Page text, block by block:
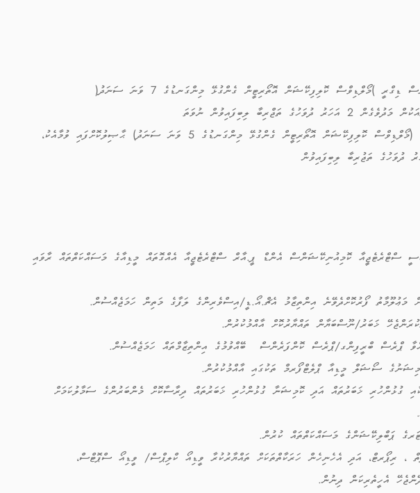
މަސައްކަތާގުޅޭ ދާއިރާއަކުން ދަށްވެގެން ބެޗްލަރސް ޑިގްރީ )މޯލްޑިވްސް ކޮލިފިކޭޝަން އޮތޯރިޓީން ގެންގުޅޭ މިންގަނޑުގެ 7 ވަނަ ސަނަދު(
ތަޖްރިބާ ލިބިފައިވުން ނުވަތަ
މަސައްކަތާގުޅޭ ދާއިރާއަކުން ދަށްވެގެން ޑިޕްލޮމާ (މޯލްޑިވްސް ކޮލިފިކޭޝަން އޮތޯރިޓީން ގެންގުޅޭ މިންގަނޑުގެ 5 ވަނަ ސަނަދު) ޙާޞިލުކޮށްފައި ވުމާއެކު،
ސްޓްރެޓެޖީއާ ކޮމިއުނިކޭޝަންސް އެންޑް ޕީ.އާރް ސްޓްރެޓެޖީއާ އެއްގޮތައް މީޑިއާގެ މަސައްކަތްތައް ރާވައި
މަޢުލޫމާތު ފޯރުކޮށްދެވޭނެ އިންތިޒާމު އެޗް.އޯ.ޑީ/އިސްވެރިންގެ ލަފާގެ މަތިން ހަމަޖެއްސުން.
ޚަބަރު/ނޫސްބަޔާން ތައްޔާރުކޮށް އާއްމުކުރުން.
ޕްރެސް ބްރީފިންގ/ޕްރެސް ކޮންފަރެންސް ބޭއްވުމުގެ އިންތިޒާމްތައް ހަމަޖެއްސުން.
ސޯޝަލް މީޑިއާ ޕްލެޓްފޯރމް ތަކުގައި އާއްމުކުރުން.
ގުޅުންހުރި ޚަބަރުތައް އަދި ކޮމިޝަނާ ގުޅުންހުރި ޚަބަރުތައް ދިރާސާކޮށް މެންބަރުންގެ ސަމާލުކަމަށް
ޕަބްލިކޭޝަންގެ މަސައްކަތްތައް ކުރުން.
، ރިޕޯރޓް، އަދި އެހެނިހެން ހަރަކާތްތަކަށް ތައްޔާރުކުރާ ވީޑިއޯ ކްލިޕްސް/ ވީޑިއޯ ސްޕޮޓްސް،
އެހީތެރިކަން ދިނުން.